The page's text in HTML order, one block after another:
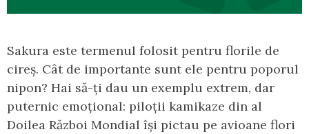
Sakura este termenul folosit pentru florile de
cireș. Cât de importante sunt ele pentru poporul
nipon? Hai să-ți dau un exemplu extrem, dar
puternic emoțional: piloții kamikaze din al
Doilea Război Mondial își pictau pe avioane flori